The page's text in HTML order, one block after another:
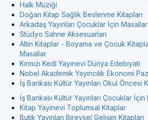
Halk Müziği
Doğan Kitap Sağlık Beslenme Kitapları
Arkadaş Yayınları Çocuklar İçin Masallar
Stüdyo Sahne Aksesuarları
Altın Kitaplar - Boyama ve Çocuk
Masallar
Kırmızı Kedi Yayınevi Dünya Edebiyati
Nobel Akademik Yayıncılık Ekonomi
İş Bankası Kültür Yayınları Okul Öncesi
İş Bankası Kültür Yayınları Çocuklar
Kitap Yayınevi Toplumsal Kitaplar
Butik Yayınları Bireysel Gelişim Kitapları